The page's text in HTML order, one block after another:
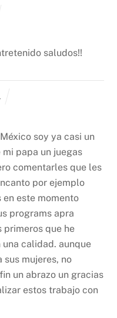
saludos!!
soy ya casi un
papa un juegas
comentarles que les
por ejemplo
este momento
programs apra
primeros que he
calidad. aunque
sus mujeres, no
un abrazo un gracias
estos trabajo con